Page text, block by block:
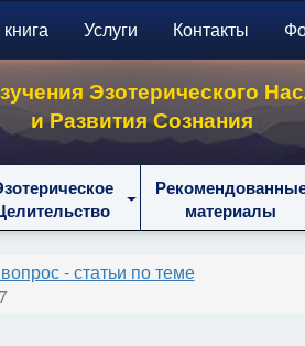
Услуги Контакты
Эзотерического
и Развития Сознания
материалы
- статьи по теме